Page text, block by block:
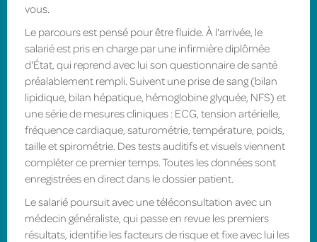
vous.
Le parcours est pensé pour être fluide. À l'arrivée, le
salarié est pris en charge par une infirmière diplômée
d'État, qui reprend avec lui son questionnaire de santé
préalablement rempli. Suivent une prise de sang (bilan
lipidique, bilan hépatique, hémoglobine glyquée, NFS) et
une série de mesures cliniques : ECG, tension artérielle,
fréquence cardiaque, saturométrie, température, poids,
taille et spirométrie. Des tests auditifs et visuels viennent
compléter ce premier temps. Toutes les données sont
enregistrées en direct dans le dossier patient.
Le salarié poursuit avec une téléconsultation avec un
médecin généraliste, qui passe en revue les premiers
résultats, identifie les facteurs de risque et fixe avec lui les